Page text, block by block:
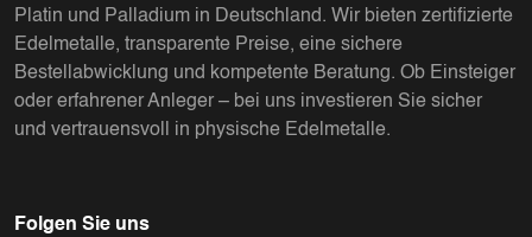
Platin und Palladium in Deutschland. Wir bieten zertifizierte
Edelmetalle, transparente Preise, eine sichere
Bestellabwicklung und kompetente Beratung. Ob Einsteiger
oder erfahrener Anleger – bei uns investieren Sie sicher
und vertrauensvoll in physische Edelmetalle.
Folgen Sie uns